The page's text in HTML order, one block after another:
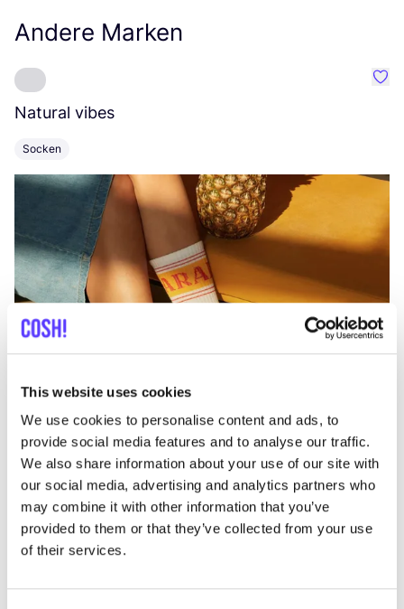
This website uses cookies
We use cookies to personalise content and ads, to
provide social media features and to analyse our traffic.
We also share information about your use of our site with
our social media, advertising and analytics partners who
may combine it with other information that you’ve
provided to them or that they’ve collected from your use
of their services.
Andere Marken
Natural vibes
Socken